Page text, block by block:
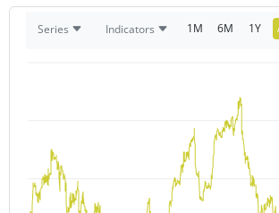
Series Indicators 1M 6M 1Y